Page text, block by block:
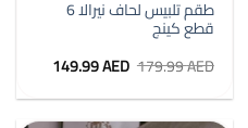
طقم تلبيس لحاف نيرالا 6
قطع كينج
179.99AED السعر
الأصلي
هو:
179.99 AED.
149.99AED
هو:
149.99 AED.